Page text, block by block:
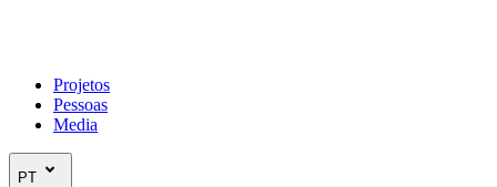
Projetos
Pessoas
Media
PT